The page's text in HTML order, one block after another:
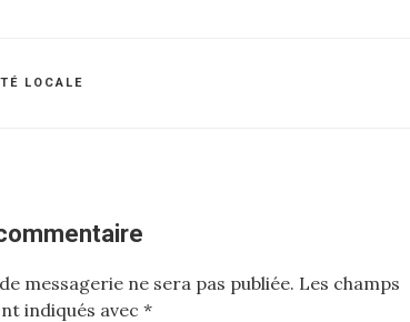
LOCALE
messagerie ne sera pas publiée. Les champs
indiqués avec *